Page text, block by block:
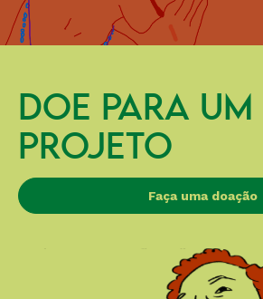
DOE PARA UM
PROJETO
Faça uma doação